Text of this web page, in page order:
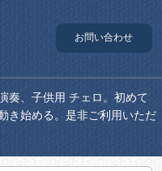
お問い合わせ
奏、子供用 チェロ。初めて
き始める。是非ご利用いただ